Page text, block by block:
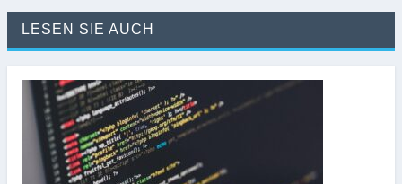
LESEN SIE AUCH